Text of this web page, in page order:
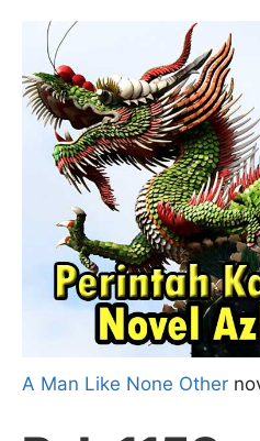
A Man Like None Other